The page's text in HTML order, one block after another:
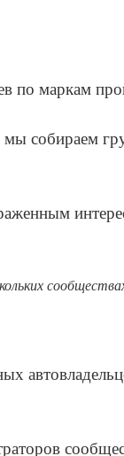
по маркам
собираем